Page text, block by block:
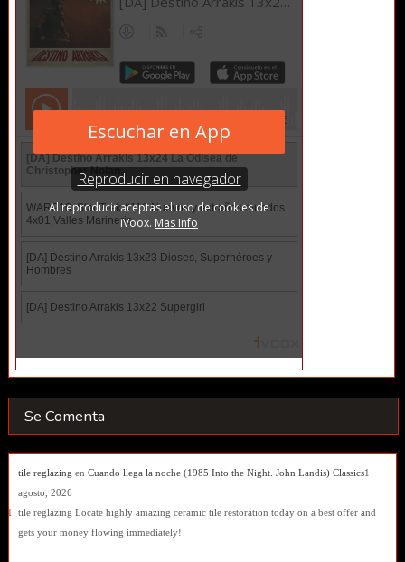
Se Comenta
tile reglazing en Cuando llega la noche (1985 Into the Night. John Landis) Classics1
agosto, 2026
tile reglazing Locate highly amazing ceramic tile restoration today on a best offer and
gets your money flowing immediately!